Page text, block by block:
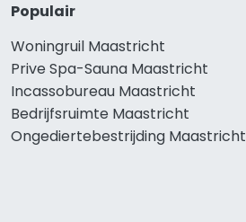
Populair
Woningruil Maastricht
Prive Spa-Sauna Maastricht
Incassobureau Maastricht
Bedrijfsruimte Maastricht
Ongediertebestrijding Maastricht